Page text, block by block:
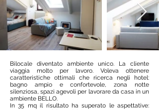
Bilocale diventato ambiente unico. La cliente
viaggia molto per lavoro. Voleva ottenere
caratteristiche ottimali che ricerca negli hotel:
bagno ampio e confortevole, zona notte
silenziosa, spazi agevoli per lavorare da casa in un
ambiente BELLO.
In 35 mq il risultato ha superato le aspettative: